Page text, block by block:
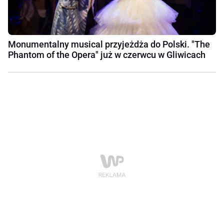
Monumentalny musical przyjeżdża do Polski. "The
Phantom of the Opera" już w czerwcu w Gliwicach